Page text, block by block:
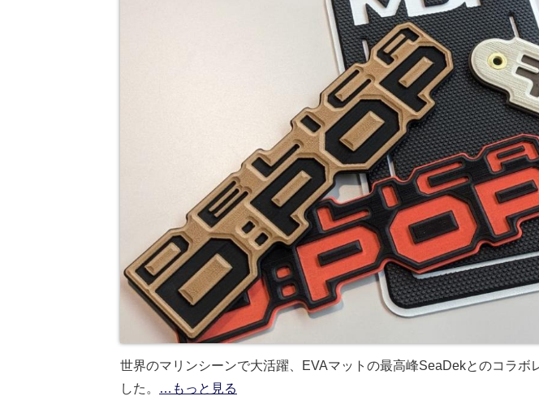
世界のマリンシーンで大活躍、EVAマットの最高峰SeaDekとのコラボ
した。
…もっと見る